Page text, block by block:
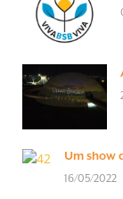
Um show
16/05/2022